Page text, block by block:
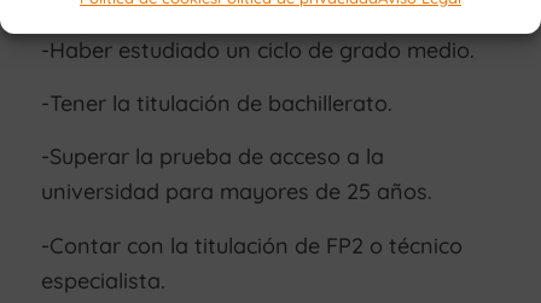
-Haber estudiado un ciclo de grado medio.
-Tener la titulación de bachillerato.
-Superar la prueba de acceso a la
universidad para mayores de 25 años.
-Contar con la titulación de FP2 o técnico
especialista.